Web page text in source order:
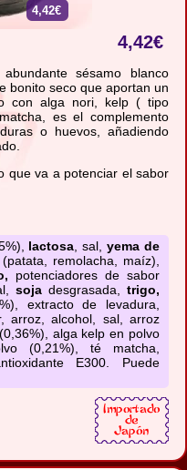
4,42€
4,42€
abundante sésamo blanco
bonito seco que aportan un
con alga nori, kelp ( tipo
es el complemento
o huevos, añadiendo
que va a potenciar el sabor
lactosa , sal,yema de
remolacha, maíz),
potenciadores de sabor
sojadesgrasada,trigo,
extracto de levadura,
arroz, alcohol, sal, arroz
alga kelp en polvo
(0,21%), té matcha,
E300. Puede